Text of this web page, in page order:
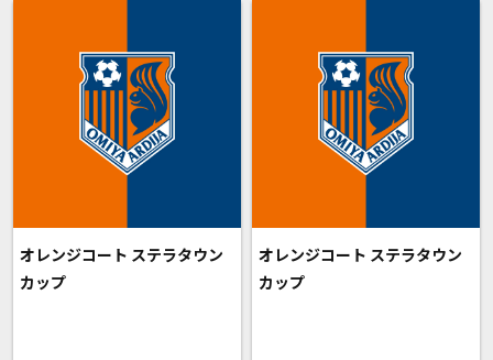
オレンジコート ステラタウン
カップ
オレンジコート ステラタウン
カップ